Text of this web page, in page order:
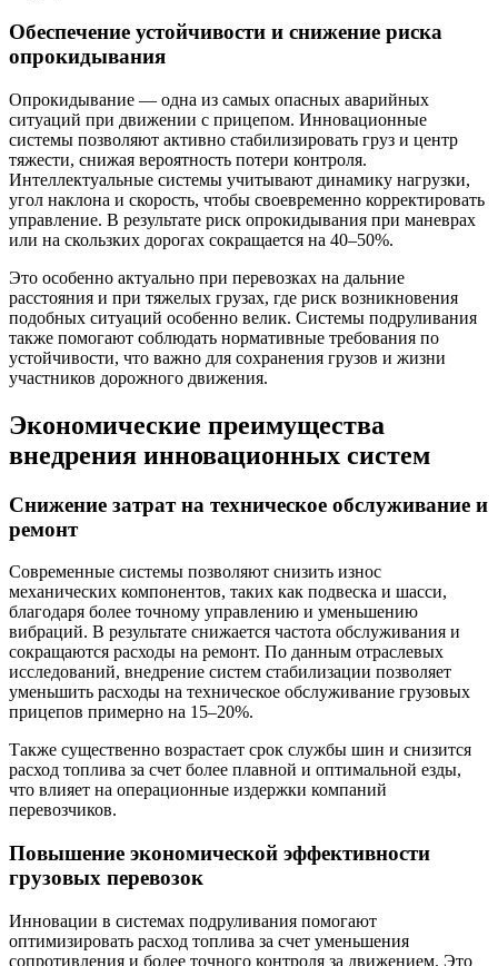
Обеспечение устойчивости и снижение риска
опрокидывания
Опрокидывание — одна из самых опасных аварийных
ситуаций при движении с прицепом. Инновационные
системы позволяют активно стабилизировать груз и центр
тяжести, снижая вероятность потери контроля.
Интеллектуальные системы учитывают динамику нагрузки,
угол наклона и скорость, чтобы своевременно корректировать
управление. В результате риск опрокидывания при маневрах
или на скользких дорогах сокращается на 40–50%.
Это особенно актуально при перевозках на дальние
расстояния и при тяжелых грузах, где риск возникновения
подобных ситуаций особенно велик. Системы подруливания
также помогают соблюдать нормативные требования по
устойчивости, что важно для сохранения грузов и жизни
участников дорожного движения.
Экономические преимущества
внедрения инновационных систем
Снижение затрат на техническое обслуживание и
ремонт
Современные системы позволяют снизить износ
механических компонентов, таких как подвеска и шасси,
благодаря более точному управлению и уменьшению
вибраций. В результате снижается частота обслуживания и
сокращаются расходы на ремонт. По данным отраслевых
исследований, внедрение систем стабилизации позволяет
уменьшить расходы на техническое обслуживание грузовых
прицепов примерно на 15–20%.
Также существенно возрастает срок службы шин и снизится
расход топлива за счет более плавной и оптимальной езды,
что влияет на операционные издержки компаний
перевозчиков.
Повышение экономической эффективности
грузовых перевозок
Инновации в системах подруливания помогают
оптимизировать расход топлива за счет уменьшения
сопротивления и более точного контроля за движением. Это